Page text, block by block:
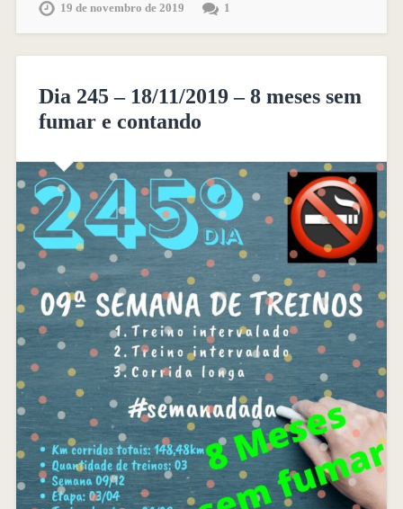
19 de novembro de 2019 1
Dia 245 – 18/11/2019 – 8 meses sem
fumar e contando